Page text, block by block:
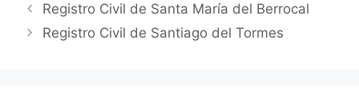
Registro Civil de Santa María del Berrocal
Registro Civil de Santiago del Tormes